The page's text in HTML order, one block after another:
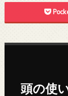
頭の使